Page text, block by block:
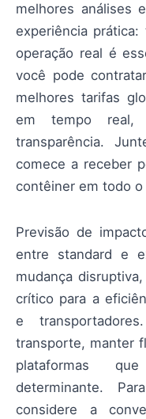
melhores análises
experiência
operação real é
você pode
melhores tarifas
em tempo real,
transparência.
comece a receber
contêiner em todo o
Previsão de
entre standard e
mudança
crítico para a
e
transporte, manter
plataformas
determinante.
considere a